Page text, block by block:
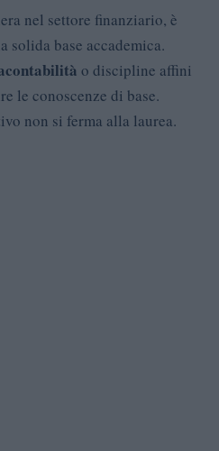
nel settore finanziario, è
solida base accademica.
contabilità o discipline affini
le conoscenze di base.
non si ferma alla laurea.